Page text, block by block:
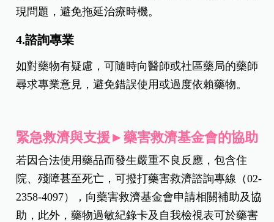
現問題，避免拖延治療時機。
4.諮詢專業
如對藥物有疑慮，可隨時向醫師或社區藥局的藥師
尋求專業意見，避免錯誤使用或過度依賴藥物。
緊急救濟與支援►藥害救濟基金會的協助
若因合法使用藥品而發生嚴重不良反應，包含住
院、殘障甚至死亡，可撥打藥害救濟諮詢專線（02-
2358-4097），向藥害救濟基金會申請相關補助及協
助，此外，藥物過敏紀錄卡及自我檢視表可於藥害